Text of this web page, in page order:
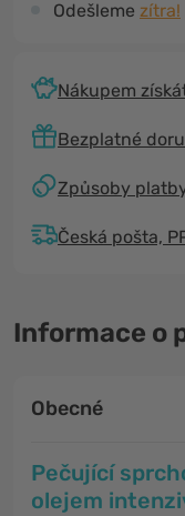
Odešleme zítra!
Nákupem
Bezplatné
Způsoby
Česká pošta,
Informace o
Obecné
Pečující
olejem